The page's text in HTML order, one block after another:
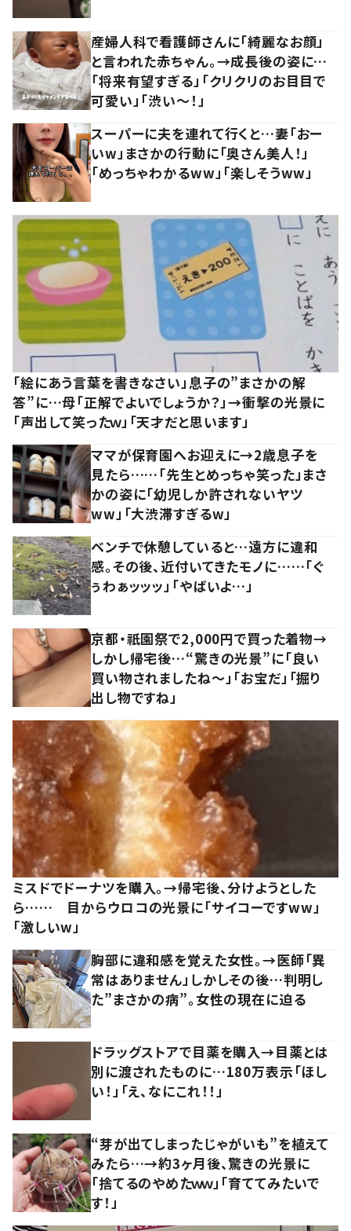
産婦人科で看護師さんに「綺麗なお顔」
と言われた赤ちゃん。→成長後の姿に…
「将来有望すぎる」「クリクリのお目目で
可愛い」「渋い～！」
スーパーに夫を連れて行くと…妻「おー
いw」まさかの行動に「奥さん美人！」
「めっちゃわかるww」「楽しそうww」
「絵にあう言葉を書きなさい」息子の”まさかの解
答”に…母「正解でよいでしょうか？」→衝撃の光景に
「声出して笑ったｗ」「天才だと思います」
ママが保育園へお迎えに→2歳息子を
見たら……「先生とめっちゃ笑った」まさ
かの姿に「幼児しか許されないヤツ
ww」「大渋滞すぎるw」
ベンチで休憩していると…遠方に違和
感。その後、近付いてきたモノに……「ぐ
ぅわぁッッッ」「やばいよ…」
京都・祇園祭で2,000円で買った着物→
しかし帰宅後…“驚きの光景”に「良い
買い物されましたね～」「お宝だ」「掘り
出し物ですね」
ミスドでドーナツを購入。→帰宅後、分けようとした
ら…… 目からウロコの光景に「サイコーですww」
「激しいw」
胸部に違和感を覚えた女性。→医師「異
常はありません」しかしその後…判明し
た”まさかの病”。女性の現在に迫る
ドラッグストアで目薬を購入→目薬とは
別に渡されたものに…180万表示「ほし
い！」「え、なにこれ！！」
“芽が出てしまったじゃがいも”を植えて
みたら…→約3ヶ月後、驚きの光景に
「捨てるのやめたｗｗ」「育ててみたいで
す！」